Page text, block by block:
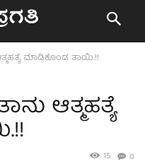
ಮಾಡಿಕೊಂಡ ತಾಯಿ.!!
ಆತ್ಮಹತ್ಯೆ
0
15